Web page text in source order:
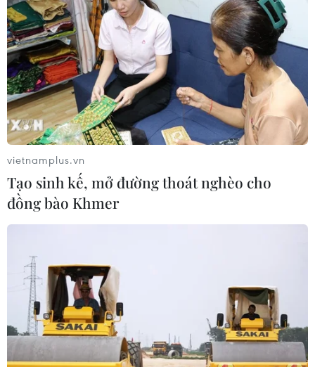
doanh nghiệp nhà nước mạnh và bài
toán giao nhiệm vụ
06/08/2026 00:56
Giá dầu thô biến động nhẹ khi triển
vọng đàm phán Trung Đông vẫn khó
đoán
Giá vàng thế giới tăng mạnh nhất kể
từ tháng Hai
Lãi suất ngân hàng ngày 6/8: Kỳ hạn
3 tháng đang được mức lãi suất tối đa
06/08/2026 00:06
vietnamplus.vn
Tạo sinh kế, mở đường thoát nghèo cho
đồng bào Khmer